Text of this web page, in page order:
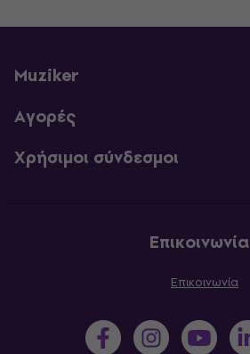
Muziker
Αγορές
Χρήσιμοι σύνδεσμοι
Επικοινωνία
Επικοινωνία